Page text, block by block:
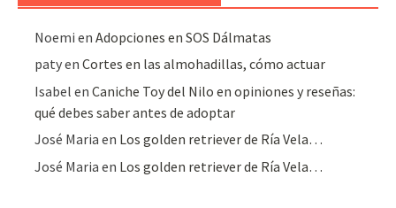
Noemi enAdopciones en SOS Dálmatas
patyenCortes en las almohadillas, cómo actuar
Isabel enCaniche Toy del Nilo en opiniones y reseñas:
qué debes saber antes de adoptar
José Maria en Los golden retriever de Ría Vela…
José Maria en Los golden retriever de Ría Vela…